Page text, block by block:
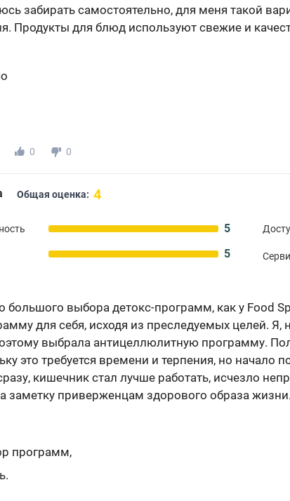
забирать самостоятельно, для меня такой
Продукты для блюд используют свежие и
0 0
Общая оценка: 4
5
5
большого выбора детокс-программ, как у Food
для себя, исходя из преследуемых целей. Я,
выбрала антицеллюлитную программу.
это требуется времени и терпения, но начало
кишечник стал лучше работать, исчезло
заметку приверженцам здорового образа жизни.
программ,